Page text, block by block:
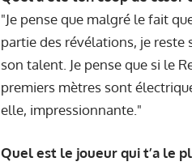
"Je pense que malgré le fait
partie des révélations, je reste
son talent. Je pense que si le
premiers mètres sont
elle, impressionnante."
Quel est le joueur qui t’a le